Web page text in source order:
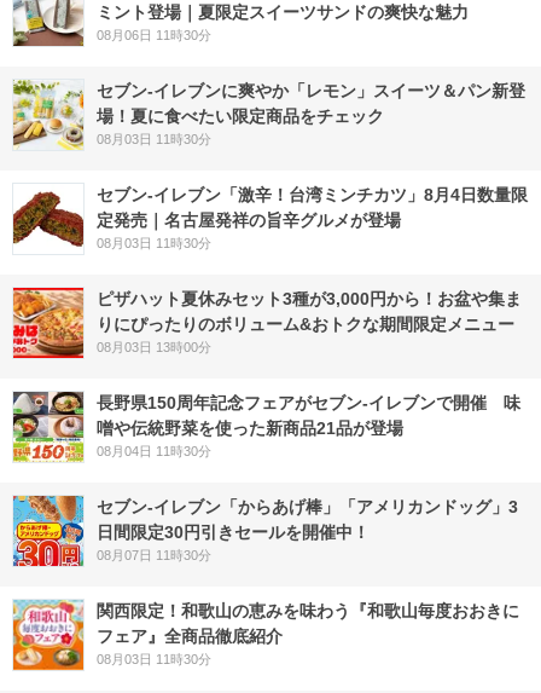
ミント登場｜夏限定スイーツサンドの爽快な魅力
08月06日 11時30分
セブン‐イレブンに爽やか「レモン」スイーツ＆パン新登
場！夏に食べたい限定商品をチェック
08月03日 11時30分
セブン-イレブン「激辛！台湾ミンチカツ」8月4日数量限
定発売｜名古屋発祥の旨辛グルメが登場
08月03日 11時30分
ピザハット夏休みセット3種が3,000円から！お盆や集ま
りにぴったりのボリューム&おトクな期間限定メニュー
08月03日 13時00分
長野県150周年記念フェアがセブン-イレブンで開催 味
噌や伝統野菜を使った新商品21品が登場
08月04日 11時30分
セブン‐イレブン「からあげ棒」「アメリカンドッグ」3
日間限定30円引きセールを開催中！
08月07日 11時30分
関西限定！和歌山の恵みを味わう『和歌山毎度おおきに
フェア』全商品徹底紹介
08月03日 11時30分